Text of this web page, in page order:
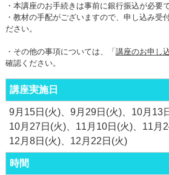
・本講座のお手続きは事前に銀行振込が必要で
・教材の手配がございますので、申し込み受
ださい。
・その他の事項については、「 講座のお申し
確認ください。
講座実施日
9月15日(火) 9月29日(火)
10月13
10月27日(火)
11月10日(火)
11月
12月8日(火)
12月22日(火)
時間